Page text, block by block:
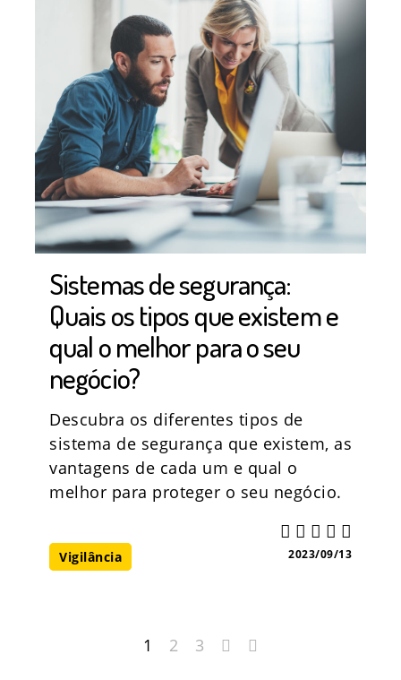
Sistemas de segurança:
Quais os tipos que existem e
qual o melhor para o seu
negócio?
Descubra os diferentes tipos de
sistema de segurança que existem, as
vantagens de cada um e qual o
melhor para proteger o seu negócio.
Vigilância 2023/09/13
1 2 3